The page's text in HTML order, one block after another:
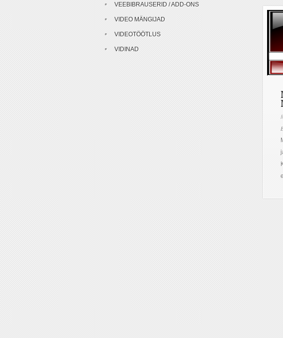
VEEBIBRAUSERID / ADD-ONS
VIDEO MÄNGIJAD
VIDEOTÖÖTLUS
VIDINAD